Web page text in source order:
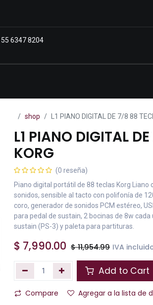
55 6347 8204
shop L1 PIANO DIGITAL DE 7/8 88
L1 PIANO DIGITAL
KORG
(0 reseña)
Piano digital portátil de 88 teclas Korg
sonidos, sensible al tacto con polifonía de
coro, generador de sonidos PCM estéreo,
para pedal de sustain, 2 bocinas de 8w
sustain (PS-3) y paleta para partituras.
$ 7,990.00 $11,954.99 IVA
Add to Cart
Compare Agregar a la lista de